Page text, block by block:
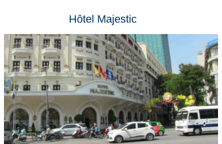
Hôtel Majestic